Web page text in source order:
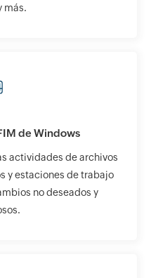
más.
de Windows
actividades de archivos
y estaciones de trabajo
no deseados y